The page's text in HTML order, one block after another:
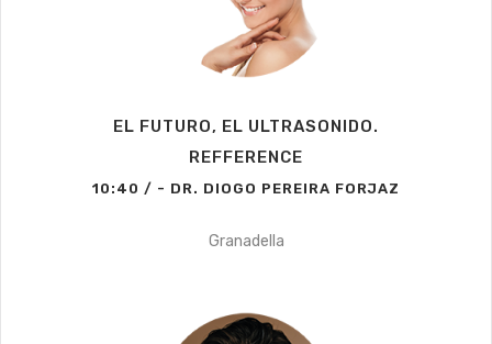
EL FUTURO, EL ULTRASONIDO.
REFFERENCE
10:40 / - DR. DIOGO PEREIRA FORJAZ
Granadella